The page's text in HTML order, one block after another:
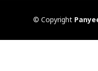
© Copyright